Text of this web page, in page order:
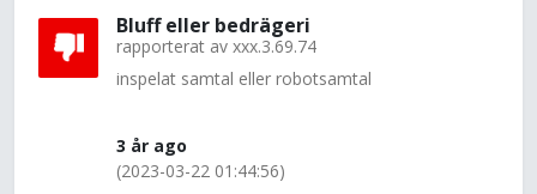
Bluff eller bedrägeri
rapporterat av xxx.3.69.74
inspelat samtal eller robotsamtal
3 år ago
(2023-03-22 01:44:56)